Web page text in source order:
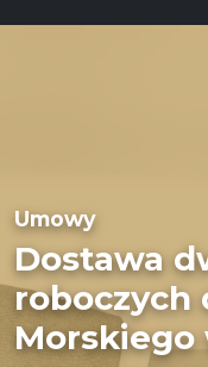
Umowy
Dostawa
roboczych
Morskiego